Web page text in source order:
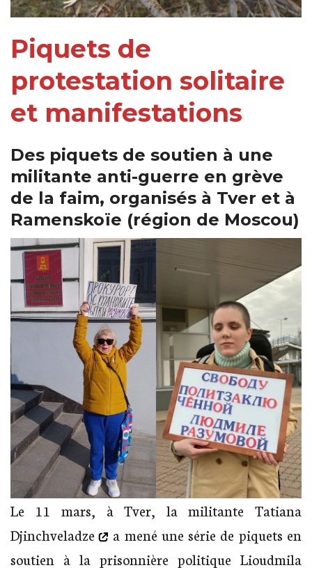
Piquets de
protestation solitaire
et manifestations
Des piquets de soutien à une
militante anti-guerre en grève
de la faim, organisés à Tver et à
Ramenskoïe (région de Moscou)
Le 11 mars, à Tver, la militante Tatiana
Djinchveladze
a mené une série de piquets en
soutien à la prisonnière politique Lioudmila